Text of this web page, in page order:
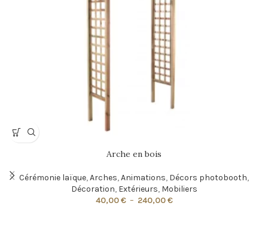
Arche en bois
Cérémonie laïque,Arches,Animations, Décors photobooth,
Décoration, Extérieurs, Mobiliers
40,00€ – 240,00€